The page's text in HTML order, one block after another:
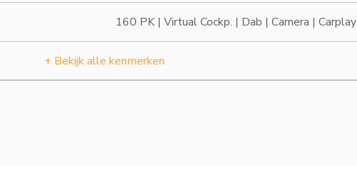
160 PK | Virtual Cockp. | Dab | Camera | Carplay
+ Bekijk alle kenmerken